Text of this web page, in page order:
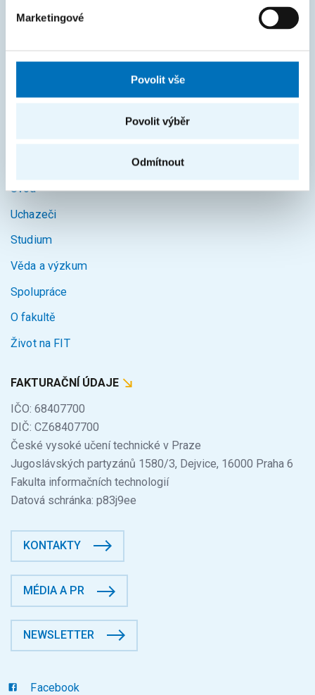
Marketingové
Povolit vše
Povolit výběr
Odmítnout
Průvodce studiem
Úvod
Uchazeči
Studium
Věda a výzkum
Spolupráce
O fakultě
Život na FIT
FAKTURAČNÍ ÚDAJE
IČO: 68407700
DIČ: CZ68407700
České vysoké učení technické v Praze
Jugoslávských partyzánů 1580/3, Dejvice, 16000 Praha 6
Fakulta informačních technologií
Datová schránka: p83j9ee
KONTAKTY
MÉDIA A PR
NEWSLETTER
Facebook